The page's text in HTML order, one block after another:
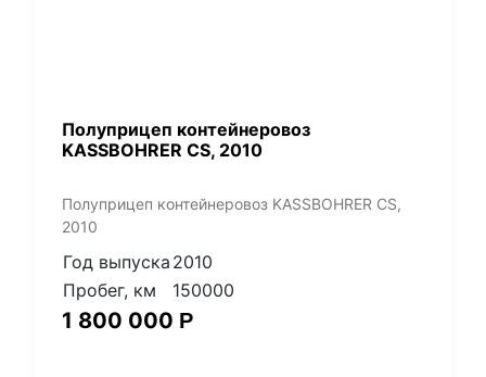
Полуприцеп контейнеровоз
KASSBOHRER CS, 2010
Полуприцеп контейнеровоз KASSBOHRER CS,
2010
Год выпуска 2010
Пробег, км
150000
1 800 000 Р